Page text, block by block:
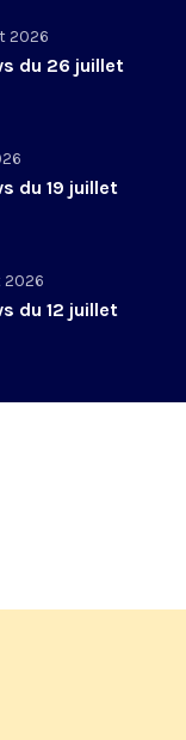
2026
du 26 juillet
du 19 juillet
2026
du 12 juillet